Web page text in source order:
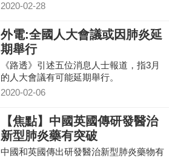
2020-02-28
外電:全國人大會議或因肺炎延
期舉行
《路透》引述五位消息人士報道，指3月
的人大會議有可能延期舉行。
2020-02-06
【焦點】中國英國傳研發醫治
新型肺炎藥有突破
中國和英國傳出研發醫治新型肺炎藥物有